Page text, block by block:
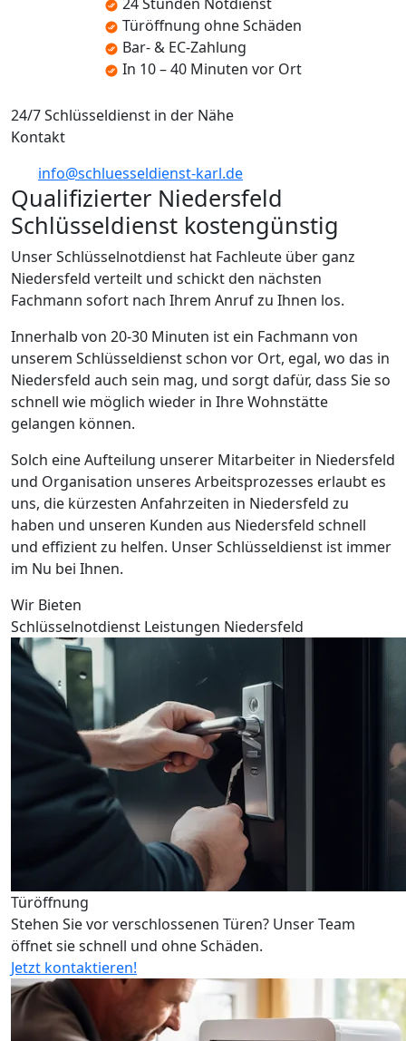
24 Stunden Notdienst
Türöffnung ohne Schäden
Bar- & EC-Zahlung
In 10 – 40 Minuten vor Ort
24/7 Schlüsseldienst in der Nähe
Kontakt
info@schluesseldienst-karl.de
Qualifizierter Niedersfeld
Schlüsseldienst kostengünstig
Unser Schlüsselnotdienst hat Fachleute über ganz
Niedersfeld verteilt und schickt den nächsten
Fachmann sofort nach Ihrem Anruf zu Ihnen los.
Innerhalb von 20-30 Minuten ist ein Fachmann von
unserem Schlüsseldienst schon vor Ort, egal, wo das in
Niedersfeld auch sein mag, und sorgt dafür, dass Sie so
schnell wie möglich wieder in Ihre Wohnstätte
gelangen können.
Solch eine Aufteilung unserer Mitarbeiter in Niedersfeld
und Organisation unseres Arbeitsprozesses erlaubt es
uns, die kürzesten Anfahrzeiten in Niedersfeld zu
haben und unseren Kunden aus Niedersfeld schnell
und effizient zu helfen. Unser Schlüsseldienst ist immer
im Nu bei Ihnen.
Wir Bieten
Schlüsselnotdienst Leistungen Niedersfeld
Türöffnung
Stehen Sie vor verschlossenen Türen? Unser Team
öffnet sie schnell und ohne Schäden.
Jetzt kontaktieren!